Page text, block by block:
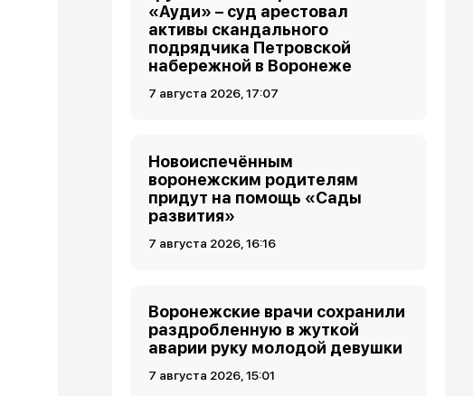
«Ауди» – суд арестовал
активы скандального
подрядчика Петровской
набережной в Воронеже
7 августа 2026, 17:07
Новоиспечённым
воронежским родителям
придут на помощь «Сады
развития»
7 августа 2026, 16:16
Воронежские врачи сохранили
раздробленную в жуткой
аварии руку молодой девушки
7 августа 2026, 15:01